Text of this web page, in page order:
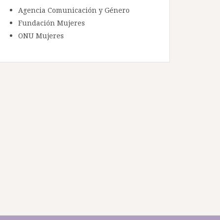
Agencia Comunicación y Género
Fundación Mujeres
ONU Mujeres